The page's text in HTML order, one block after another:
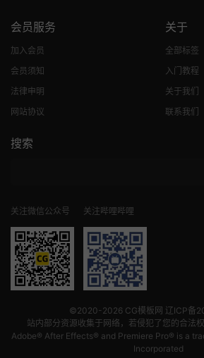
会员服务
加入会员
会员须知
法律申明
网站协议
关于
全部标签
入门教程
关于我们
联系我们
搜索
关注微信公众号 关注哔哩哔哩
©2020-2026 CG模板网 辽ICP备
站内部分资源收集于网络，若侵犯了您的合法
Adobe® After Effects® and Premiere Pro® is a
Incorporated